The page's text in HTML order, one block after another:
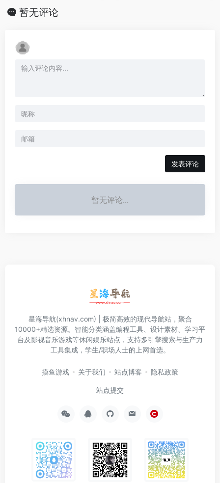
暂无评论
发表评论
暂无评论...
星海导航(xhnav.com) | 极简高效的现代导航站，聚合
10000+精选资源。智能分类涵盖编程工具、设计素材、学习平
台及影视音乐游戏等休闲娱乐站点，支持多引擎搜索与生产力
工具集成，学生/职场人士的上网首选。
摸鱼游戏 关于我们 站点博客 隐私政策
站点提交